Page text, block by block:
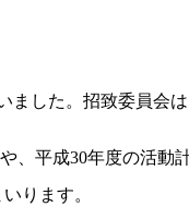
した。招致委員
平成30年度の活動
ります。